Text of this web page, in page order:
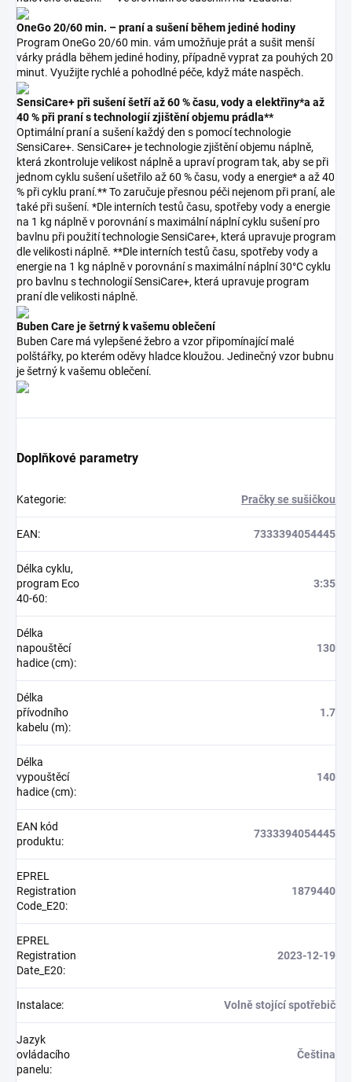
OneGo 20/60 min. – praní a sušení během jediné hodiny
Program OneGo 20/60 min. vám umožňuje prát a sušit menší
várky prádla během jediné hodiny, případně vyprat za pouhých 20
minut. Využijte rychlé a pohodlné péče, když máte naspěch.
SensiCare+ při sušení šetří až 60 % času, vody a elektřiny*a až
40 % při praní s technologií zjištění objemu prádla**
Optimální praní a sušení každý den s pomocí technologie
SensiCare+. SensiCare+ je technologie zjištění objemu náplně,
která zkontroluje velikost náplně a upraví program tak, aby se při
jednom cyklu sušení ušetřilo až 60 % času, vody a energie* a až 40
% při cyklu praní.** To zaručuje přesnou péči nejenom při praní, ale
také při sušení. *Dle interních testů času, spotřeby vody a energie
na 1 kg náplně v porovnání s maximální náplní cyklu sušení pro
bavlnu při použití technologie SensiCare+, která upravuje program
dle velikosti náplně. **Dle interních testů času, spotřeby vody a
energie na 1 kg náplně v porovnání s maximální náplní 30°C cyklu
pro bavlnu s technologií SensiCare+, která upravuje program
praní dle velikosti náplně.
Buben Care je šetrný k vašemu oblečení
Buben Care má vylepšené žebro a vzor připomínající malé
polštářky, po kterém oděvy hladce kloužou. Jedinečný vzor bubnu
je šetrný k vašemu oblečení.
Doplňkové parametry
Kategorie: Pračky se sušičkou
EAN: 7333394054445
Délka cyklu,
program Eco
40-60:
3:35
Délka
napouštěcí
hadice (cm):
130
Délka
přívodního
kabelu (m):
1.7
Délka
vypouštěcí
hadice (cm):
140
EAN kód
produktu:
7333394054445
EPREL
Registration
Code_E20:
1879440
EPREL
Registration
Date_E20:
2023-12-19
Instalace: Volně stojící spotřebič
Jazyk
ovládacího
panelu:
Čeština